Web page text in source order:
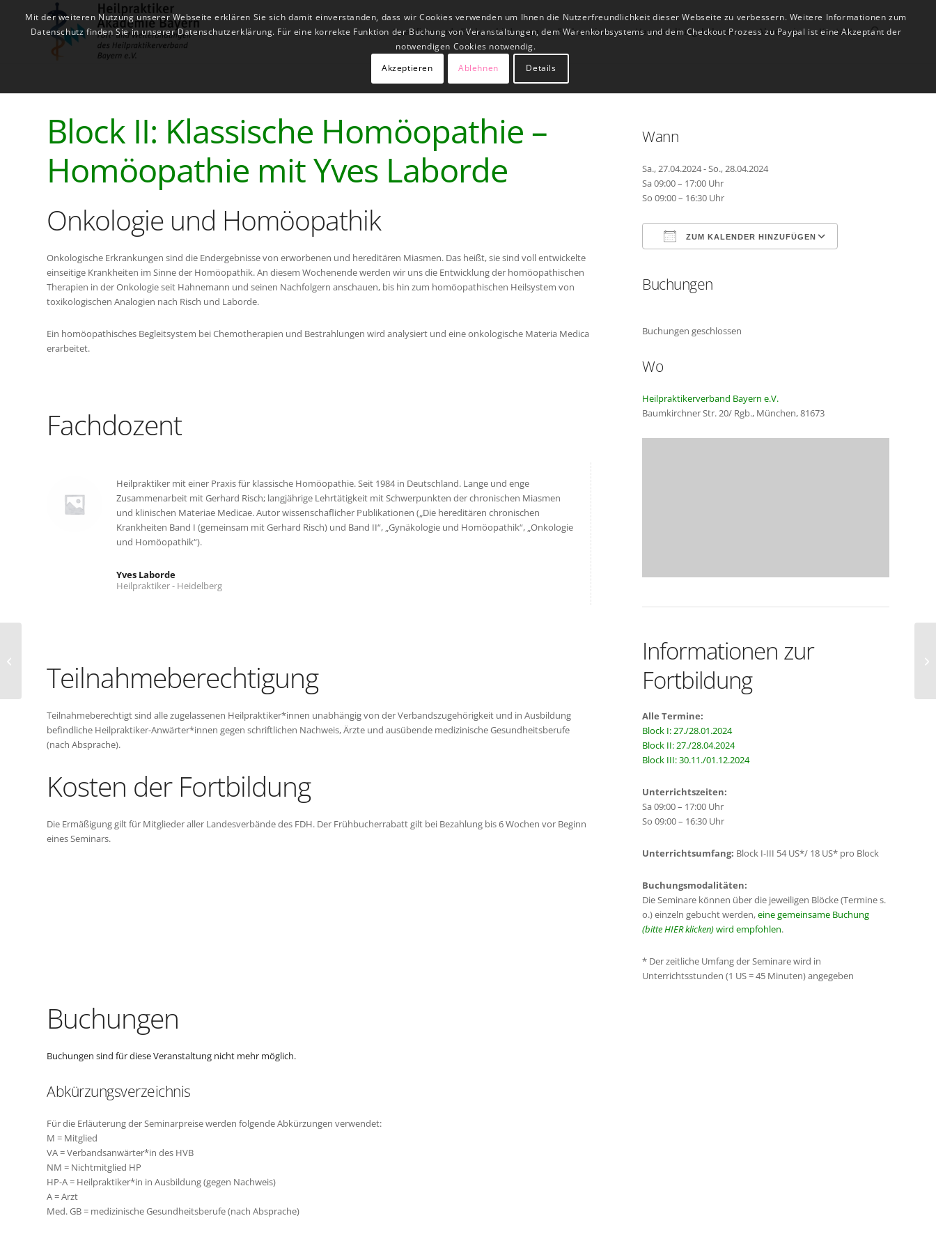
Qualifizierende Fachausbildungen Fachseminare Veranstaltungskalender Akademie Kontakt
Block II: Klassische Homöopathie –
Homöopathie mit Yves Laborde
Onkologie und Homöopathik
Onkologische Erkrankungen sind die Endergebnisse von erworbenen und hereditären Miasmen. Das heißt, sie sind voll entwickelte
einseitige Krankheiten im Sinne der Homöopathik. An diesem Wochenende werden wir uns die Entwicklung der homöopathischen
Therapien in der Onkologie seit Hahnemann und seinen Nachfolgern anschauen, bis hin zum homöopathischen Heilsystem von
toxikologischen Analogien nach Risch und Laborde.
Ein homöopathisches Begleitsystem bei Chemotherapien und Bestrahlungen wird analysiert und eine onkologische Materia Medica
erarbeitet.
Fachdozent
Heilpraktiker mit einer Praxis für klassische Homöopathie. Seit 1984 in Deutschland. Lange und enge
Zusammenarbeit mit Gerhard Risch; langjährige Lehrtätigkeit mit Schwerpunkten der chronischen Miasmen
und klinischen Materiae Medicae. Autor wissenschaflicher Publikationen („Die hereditären chronischen
Krankheiten Band I (gemeinsam mit Gerhard Risch) und Band II“, „Gynäkologie und Homöopathik“, „Onkologie
und Homöopathik“).
Yves Laborde
Heilpraktiker - Heidelberg
Teilnahmeberechtigung
Teilnahmeberechtigt sind alle zugelassenen Heilpraktiker*innen unabhängig von der Verbandszugehörigkeit und in Ausbildung
befindliche Heilpraktiker-Anwärter*innen gegen schriftlichen Nachweis, Ärzte und ausübende medizinische Gesundheitsberufe
(nach Absprache).
Kosten der Fortbildung
Die Ermäßigung gilt für Mitglieder aller Landesverbände des FDH. Der Frühbucherrabatt gilt bei Bezahlung bis 6 Wochen vor Beginn
eines Seminars.
Wann
Sa., 27.04.2024 - So., 28.04.2024
Sa 09:00 – 17:00 Uhr
So 09:00 – 16:30 Uhr
ZUM KALENDER HINZUFÜGEN
ICS herunterladen
Buchungen
Buchungen geschlossen
Wo
Heilpraktikerverband Bayern e.V.
Baumkirchner Str. 20/ Rgb., München, 81673
Informationen zur
Fortbildung
Alle Termine:
Block I: 27./28.01.2024
Block II: 27./28.04.2024
Block III: 30.11./01.12.2024
Unterrichtszeiten:
Sa 09:00 – 17:00 Uhr
So 09:00 – 16:30 Uhr
Unterrichtsumfang: Block I-III 54 US*/ 18 US* pro Block
Buchungsmodalitäten:
Die Seminare können über die jeweiligen Blöcke (Termine s.
o.) einzeln gebucht werden,eine gemeinsame Buchung
(bitte HIER klicken)wird empfohlen.
* Der zeitliche Umfang der Seminare wird in
Unterrichtsstunden (1 US = 45 Minuten) angegeben
Buchungen
Buchungen sind für diese Veranstaltung nicht mehr möglich.
Abkürzungsverzeichnis
Für die Erläuterung der Seminarpreise werden folgende Abkürzungen verwendet:
M = Mitglied
VA = Verbandsanwärter*in des HVB
NM = Nichtmitglied HP
HP-A = Heilpraktiker*in in Ausbildung (gegen Nachweis)
A = Arzt
Med. GB = medizinische Gesundheitsberufe (nach Absprache)
Yves Laborde –...
Mit der weiteren Nutzung unserer Webseite erklären Sie sich damit einverstanden, dass wir Cookies verwenden um Ihnen die Nutzerfreundlichkeit dieser Webseite zu verbessern. Weitere Informationen zum
Datenschutz finden Sie in unserer Datenschutzerklärung. Für eine korrekte Funktion der Buchung von Veranstaltungen, dem Warenkorbsystems und dem Checkout Prozess zu Paypal ist eine Akzeptant der
notwendigen Cookies notwendig.
Akzeptieren
Ablehnen Details